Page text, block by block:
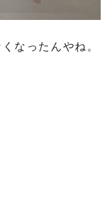
なったんやね。